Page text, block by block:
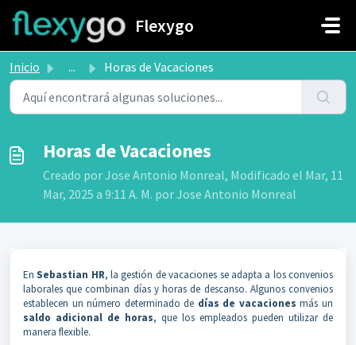
Saltar al contenido principal
Flexygo
Inicio ... Horas de Vacaciones
Horas de Vacaciones
Creado por Jose Antonio Monreal, Modificado el Mar, 11
Mar, 2025 a 9:11 A. M. por Jose Antonio Monreal
EnSebastian HR, la gestión de vacaciones se adapta a los convenios
laborales que combinan días y horas de descanso. Algunos convenios
establecen un número determinado de días de vacaciones más un
saldo adicional de horas, que los empleados pueden utilizar de
manera flexible.